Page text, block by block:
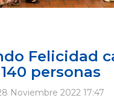
Felicidad
personas
Noviembre 2022 17:47